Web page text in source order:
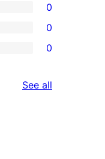
0
0
0
See all